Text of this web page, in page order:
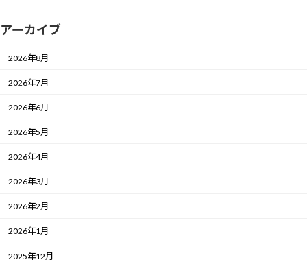
アーカイブ
2026年8月
2026年7月
2026年6月
2026年5月
2026年4月
2026年3月
2026年2月
2026年1月
2025年12月